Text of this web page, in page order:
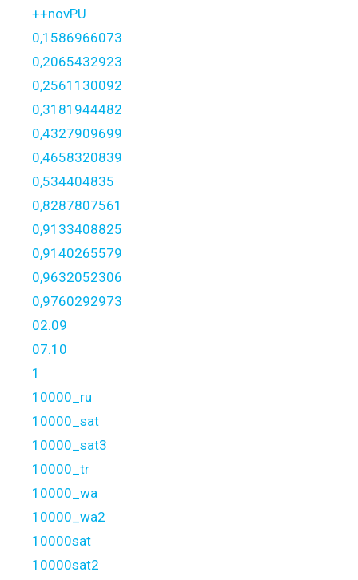
++novPU
0,1586966073
0,2065432923
0,2561130092
0,3181944482
0,4327909699
0,4658320839
0,534404835
0,8287807561
0,9133408825
0,9140265579
0,9632052306
0,9760292973
02.09
07.10
1
10000_ru
10000_sat
10000_sat3
10000_tr
10000_wa
10000_wa2
10000sat
10000sat2